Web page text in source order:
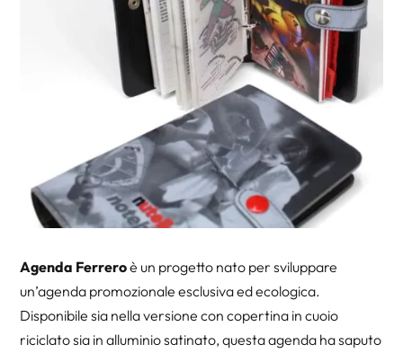
Agenda Ferreroè un progetto nato per sviluppare
un’agenda promozionale esclusiva ed ecologica.
Disponibile sia nella versione con copertina in cuoio
riciclato sia in alluminio satinato, questa agenda ha saputo